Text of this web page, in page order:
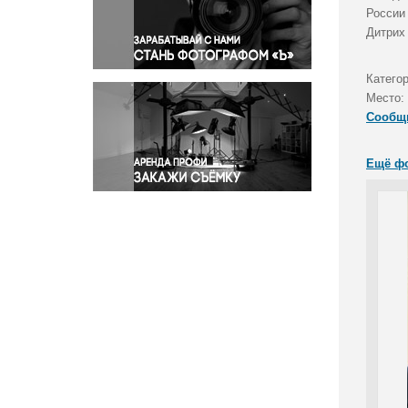
Правосудие
Происшествия и конфликты
Религия
Светская жизнь
Спорт
Экология
Экономика и бизнес
Место:
Ещё